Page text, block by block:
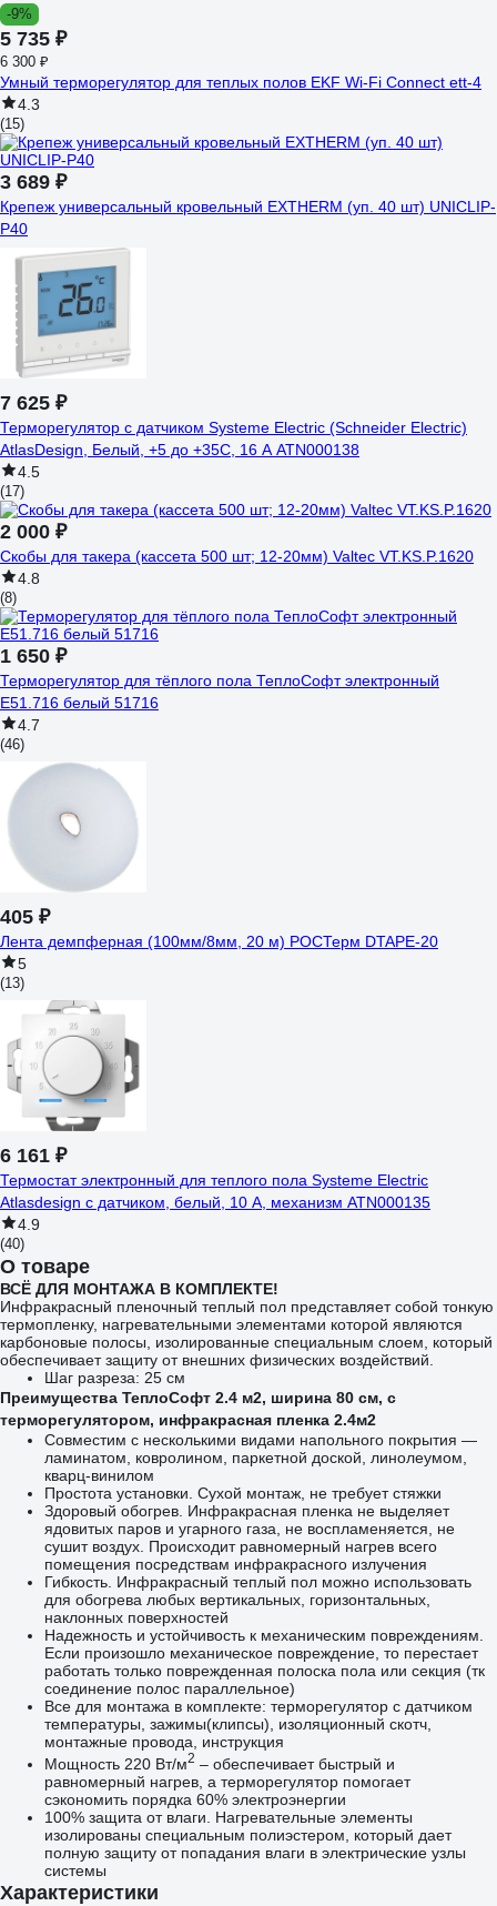
-9%
5 735 ₽
6 300 ₽
Умный терморегулятор для теплых полов EKF Wi-Fi Connect ett-4
4.3
(15)
3 689 ₽
Крепеж универсальный кровельный EXTHERM (уп. 40 шт) UNICLIP-
P40
7 625 ₽
Терморегулятор с датчиком Systeme Electric (Schneider Electric)
AtlasDesign, Белый, +5 до +35C, 16 A ATN000138
4.5
(17)
2 000 ₽
Скобы для такера (кассета 500 шт; 12-20мм) Valtec VT.KS.P.1620
4.8
(8)
1 650 ₽
Терморегулятор для тёплого пола ТеплоСофт электронный
E51.716 белый 51716
4.7
(46)
405 ₽
Лента демпферная (100мм/8мм, 20 м) РОСТерм DTAPE-20
5
(13)
6 161 ₽
Термостат электронный для теплого пола Systeme Electric
Atlasdesign с датчиком, белый, 10 А, механизм ATN000135
4.9
(40)
О товаре
ВСЁ ДЛЯ МОНТАЖА В КОМПЛЕКТЕ!
Инфракрасный пленочный теплый пол представляет собой тонкую
термопленку, нагревательными элементами которой являются
карбоновые полосы, изолированные специальным слоем, который
обеспечивает защиту от внешних физических воздействий.
Шаг разреза: 25 см
Преимущества ТеплоСофт 2.4 м2, ширина 80 см, с
терморегулятором, инфракрасная пленка 2.4м2
Совместим с несколькими видами напольного покрытия —
ламинатом, ковролином, паркетной доской, линолеумом,
кварц-винилом
Простота установки. Сухой монтаж, не требует стяжки
Здоровый обогрев. Инфракрасная пленка не выделяет
ядовитых паров и угарного газа, не воспламеняется, не
сушит воздух. Происходит равномерный нагрев всего
помещения посредствам инфракрасного излучения
Гибкость. Инфракрасный теплый пол можно использовать
для обогрева любых вертикальных, горизонтальных,
наклонных поверхностей
Надежность и устойчивость к механическим повреждениям.
Если произошло механическое повреждение, то перестает
работать только поврежденная полоска пола или секция (тк
соединение полос параллельное)
Все для монтажа в комплекте: терморегулятор с датчиком
температуры, зажимы(клипсы), изоляционный скотч,
монтажные провода, инструкция
Мощность 220 Вт/м2 – обеспечивает быстрый и
равномерный нагрев, а терморегулятор помогает
сэкономить порядка 60% электроэнергии
100% защита от влаги. Нагревательные элементы
изолированы специальным полиэстером, который дает
полную защиту от попадания влаги в электрические узлы
системы
Характеристики